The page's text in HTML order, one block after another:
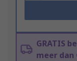
GRATIS
meer dan